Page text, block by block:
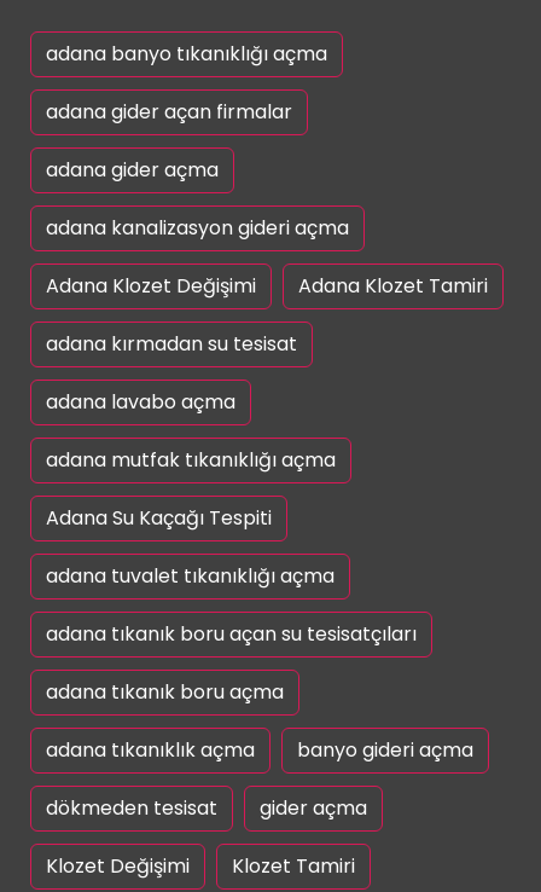
adana banyo tıkanıklığı açma
adana gider açan firmalar
adana gider açma
adana kanalizasyon gideri açma
Adana Klozet Değişimi Adana Klozet Tamiri
adana kırmadan su tesisat
adana lavabo açma
adana mutfak tıkanıklığı açma
Adana Su Kaçağı Tespiti
adana tuvalet tıkanıklığı açma
adana tıkanık boru açan su tesisatçıları
adana tıkanık boru açma
adana tıkanıklık açma banyo gideri açma
dökmeden tesisat gider açma
Klozet Değişimi Klozet Tamiri